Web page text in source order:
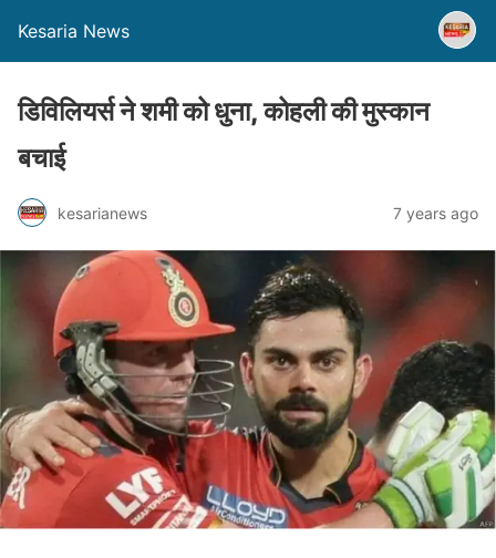
Kesaria News
डिविलियर्स ने शमी को धुना, कोहली की मुस्कान
बचाई
kesarianews 7 years ago